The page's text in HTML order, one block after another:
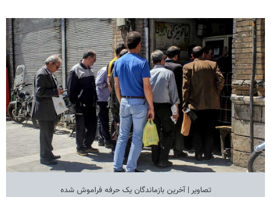
تصاویر | آخرین بازماندگان یک حرفه فراموش شده